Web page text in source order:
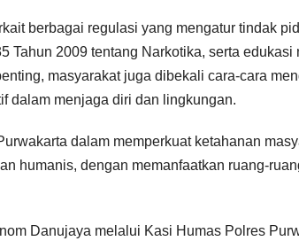
berbagai regulasi yang mengatur tindak
Tahun 2009 tentang Narkotika, serta edukasi
masyarakat juga dibekali cara-cara
dalam menjaga diri dan lingkungan.
dalam memperkuat ketahanan
humanis, dengan memanfaatkan ruang-
Danujaya melalui Kasi Humas Polres